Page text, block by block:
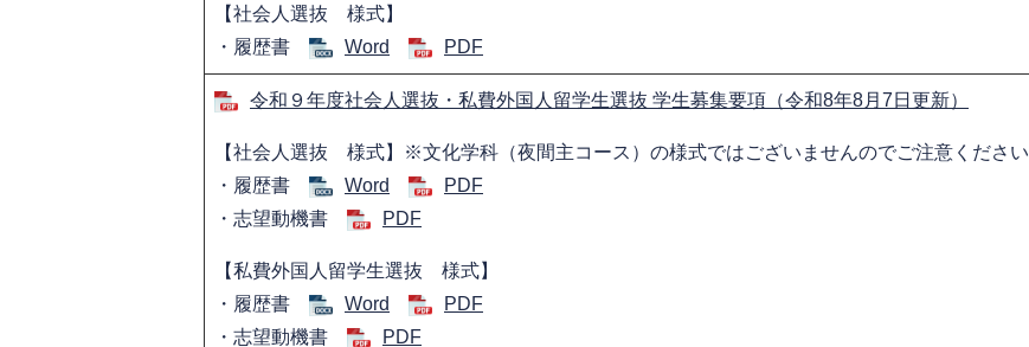
【社会人選抜 様式】
・履歴書
Word PDF
令和９年度社会人選抜・私費外国人留学生選抜 学生募集要項（令和8年8月7日更新）
【社会人選抜 様式】※文化学科（夜間主コース）の様式ではございませんのでご注意ください
・履歴書
Word
PDF
・志望動機書
PDF
【私費外国人留学生選抜 様式】
・履歴書
Word
PDF
・志望動機書
PDF